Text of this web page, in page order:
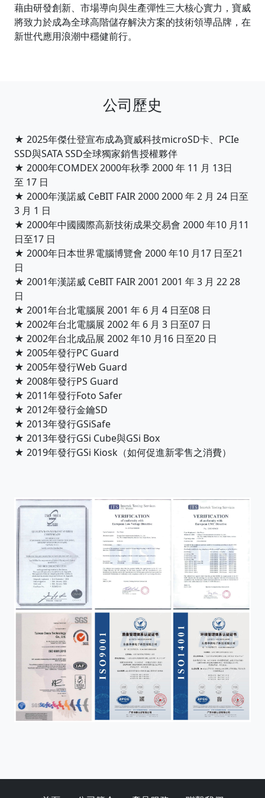
藉由研發創新、市場導向與生產彈性三大核心實力，寶威
將致力於成為全球高階儲存解決方案的技術領導品牌，在
新世代應用浪潮中穩健前行。
公司歷史
★ 2025年傑仕登宣布成為寶威科技microSD卡、PCIe
SSD與SATA SSD全球獨家銷售授權夥伴
★ 2000年COMDEX 2000年秋季 2000 年 11 月 13日
至 17 日
★ 2000年漢諾威 CeBIT FAIR 2000 2000 年 2 月 24 日至
3 月 1 日
★ 2000年中國國際高新技術成果交易會 2000 年10 月11
日至17 日
★ 2000年日本世界電腦博覽會 2000 年10 月17 日至21
日
★ 2001年漢諾威 CeBIT FAIR 2001 2001 年 3 月 22 28
日
★ 2001年台北電腦展 2001 年 6 月 4 日至08 日
★ 2002年台北電腦展 2002 年 6 月 3 日至07 日
★ 2002年台北成品展 2002 年10 月16 日至20 日
★ 2005年發行PC Guard
★ 2005年發行Web Guard
★ 2008年發行PS Guard
★ 2011年發行Foto Safer
★ 2012年發行金鑰SD
★ 2013年發行GSiSafe
★ 2013年發行GSi Cube與GSi Box
★ 2019年發行GSi Kiosk（如何促進新零售之消費）